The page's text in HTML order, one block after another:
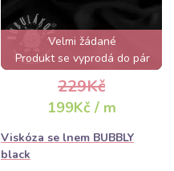
Velmi žádané
Produkt se vyprodá do pár
hodin
229Kč
199Kč / m
Viskóza se lnem BUBBLY
black